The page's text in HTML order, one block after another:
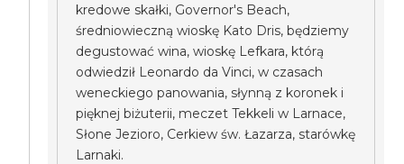
kredowe skałki, Governor's Beach,
średniowieczną wioskę Kato Dris, będziemy
degustować wina, wioskę Lefkara, którą
odwiedził Leonardo da Vinci, w czasach
weneckiego panowania, słynną z koronek i
pięknej biżuterii, meczet Tekkeli w Larnace,
Słone Jezioro, Cerkiew św. Łazarza, starówkę
Larnaki.